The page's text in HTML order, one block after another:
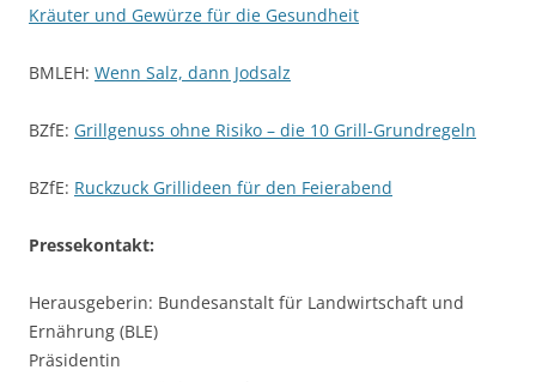
Kräuter und Gewürze für die Gesundheit
BMLEH: Wenn Salz, dann Jodsalz
BZfE: Grillgenuss ohne Risiko – die 10 Grill-Grundregeln
BZfE: Ruckzuck Grillideen für den Feierabend
Pressekontakt:
Herausgeberin: Bundesanstalt für Landwirtschaft und
Ernährung (BLE)
Präsidentin